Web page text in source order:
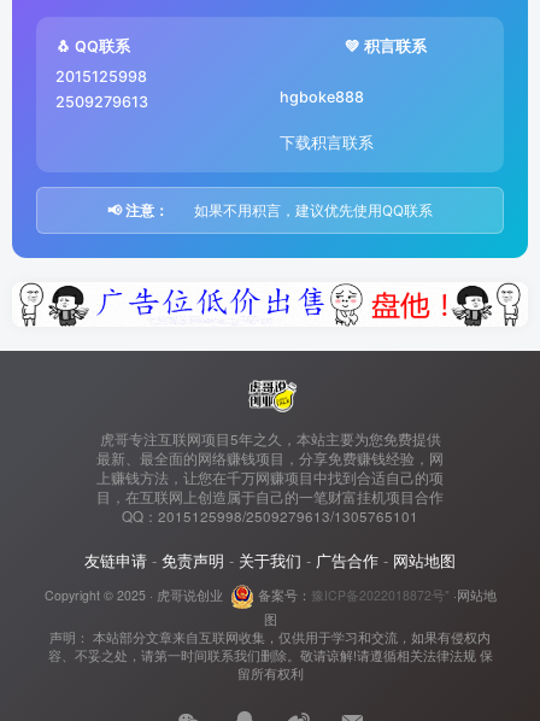
🐧 QQ联系
2015125998
2509279613
💚 积言联系
hgboke888
下载积言联系
📢 注意： 如果不用积言，建议优先使用QQ联系
虎哥专注互联网项目5年之久，本站主要为您免费提供
最新、最全面的网络赚钱项目，分享免费赚钱经验，网
上赚钱方法，让您在千万网赚项目中找到合适自己的项
目，在互联网上创造属于自己的一笔财富挂机项目合作
QQ：2015125998/2509279613/1305765101
友链申请 - 免责声明 - 关于我们 - 广告合作 - 网站地图
Copyright © 2025 · 虎哥说创业 备案号： 豫ICP备2022018872号" ·网站地
图
声明： 本站部分文章来自互联网收集，仅供用于学习和交流，如果有侵权内
容、不妥之处，请第一时间联系我们删除。敬请谅解!请遵循相关法律法规 保
留所有权利